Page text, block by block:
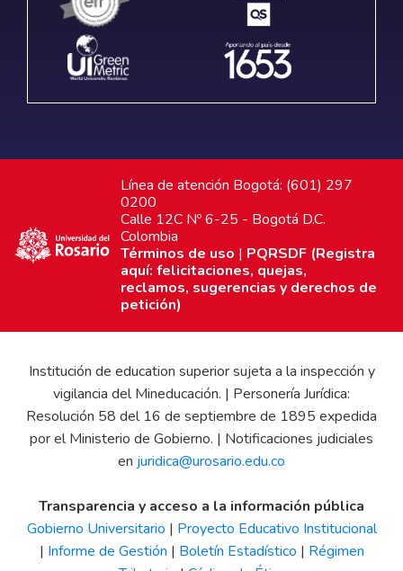
Línea de atención Bogotá: (601) 297
0200
Calle 12C Nº 6-25 - Bogotá D.C.
Colombia
Términos de uso | PQRSDF (Registra
aquí: felicitaciones, quejas,
reclamos, sugerencias y derechos de
petición)
Institución de education superior sujeta a la inspección y
vigilancia del Mineducación. | Personería Jurídica:
Resolución 58 del 16 de septiembre de 1895 expedida
por el Ministerio de Gobierno. | Notificaciones judiciales
en juridica@urosario.edu.co
Transparencia y acceso a la información pública
Gobierno Universitario | Proyecto Educativo Institucional
| Informe de Gestión | Boletín Estadístico | Régimen